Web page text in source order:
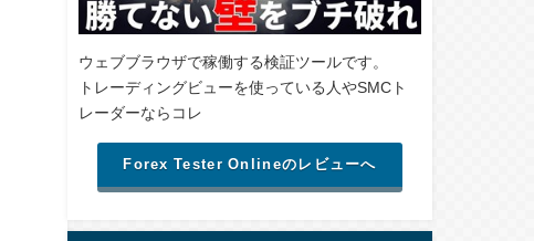
ウェブブラウザで稼働する検証ツールです。
トレーディングビューを使っている人やSMCト
レーダーならコレ
Forex Tester Onlineのレビューへ